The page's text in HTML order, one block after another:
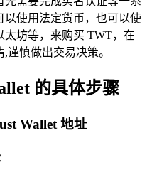
以使用法定货币，也可以使
坊等，来购买 TWT，在
谨慎做出交易决策。
的具体步骤
Wallet 地址